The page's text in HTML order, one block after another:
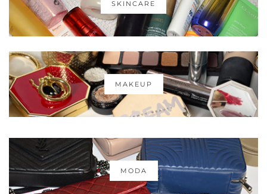
SKINCARE
MAKEUP
MODA